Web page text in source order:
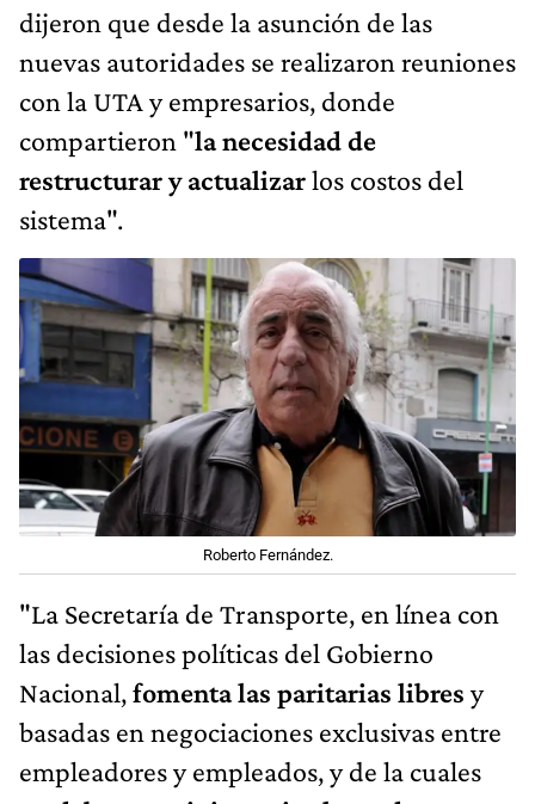
dijeron que desde la asunción de las
nuevas autoridades se realizaron reuniones
con la UTA y empresarios, donde
compartieron "la necesidad de
restructurar y actualizarlos costos del
sistema".
Roberto Fernández.
"La Secretaría de Transporte, en línea con
las decisiones políticas del Gobierno
Nacional,fomenta las paritarias libres y
basadas en negociaciones exclusivas entre
empleadores y empleados, y de la cuales